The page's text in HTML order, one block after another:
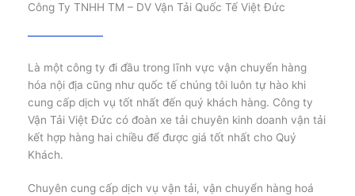
Công Ty TNHH TM – DV Vận Tải Quốc Tế Việt Đức
Là một công ty đi đầu trong lĩnh vực vận chuyển hàng
hóa nội địa cũng như quốc tế chúng tôi luôn tự hào khi
cung cấp dịch vụ tốt nhất đến quý khách hàng. Công ty
Vận Tải Việt Đức có đoàn xe tải chuyên kinh doanh vận tải
kết hợp hàng hai chiều để được giá tốt nhất cho Quý
Khách.
Chuyên cung cấp dịch vụ vận tải, vận chuyển hàng hoá